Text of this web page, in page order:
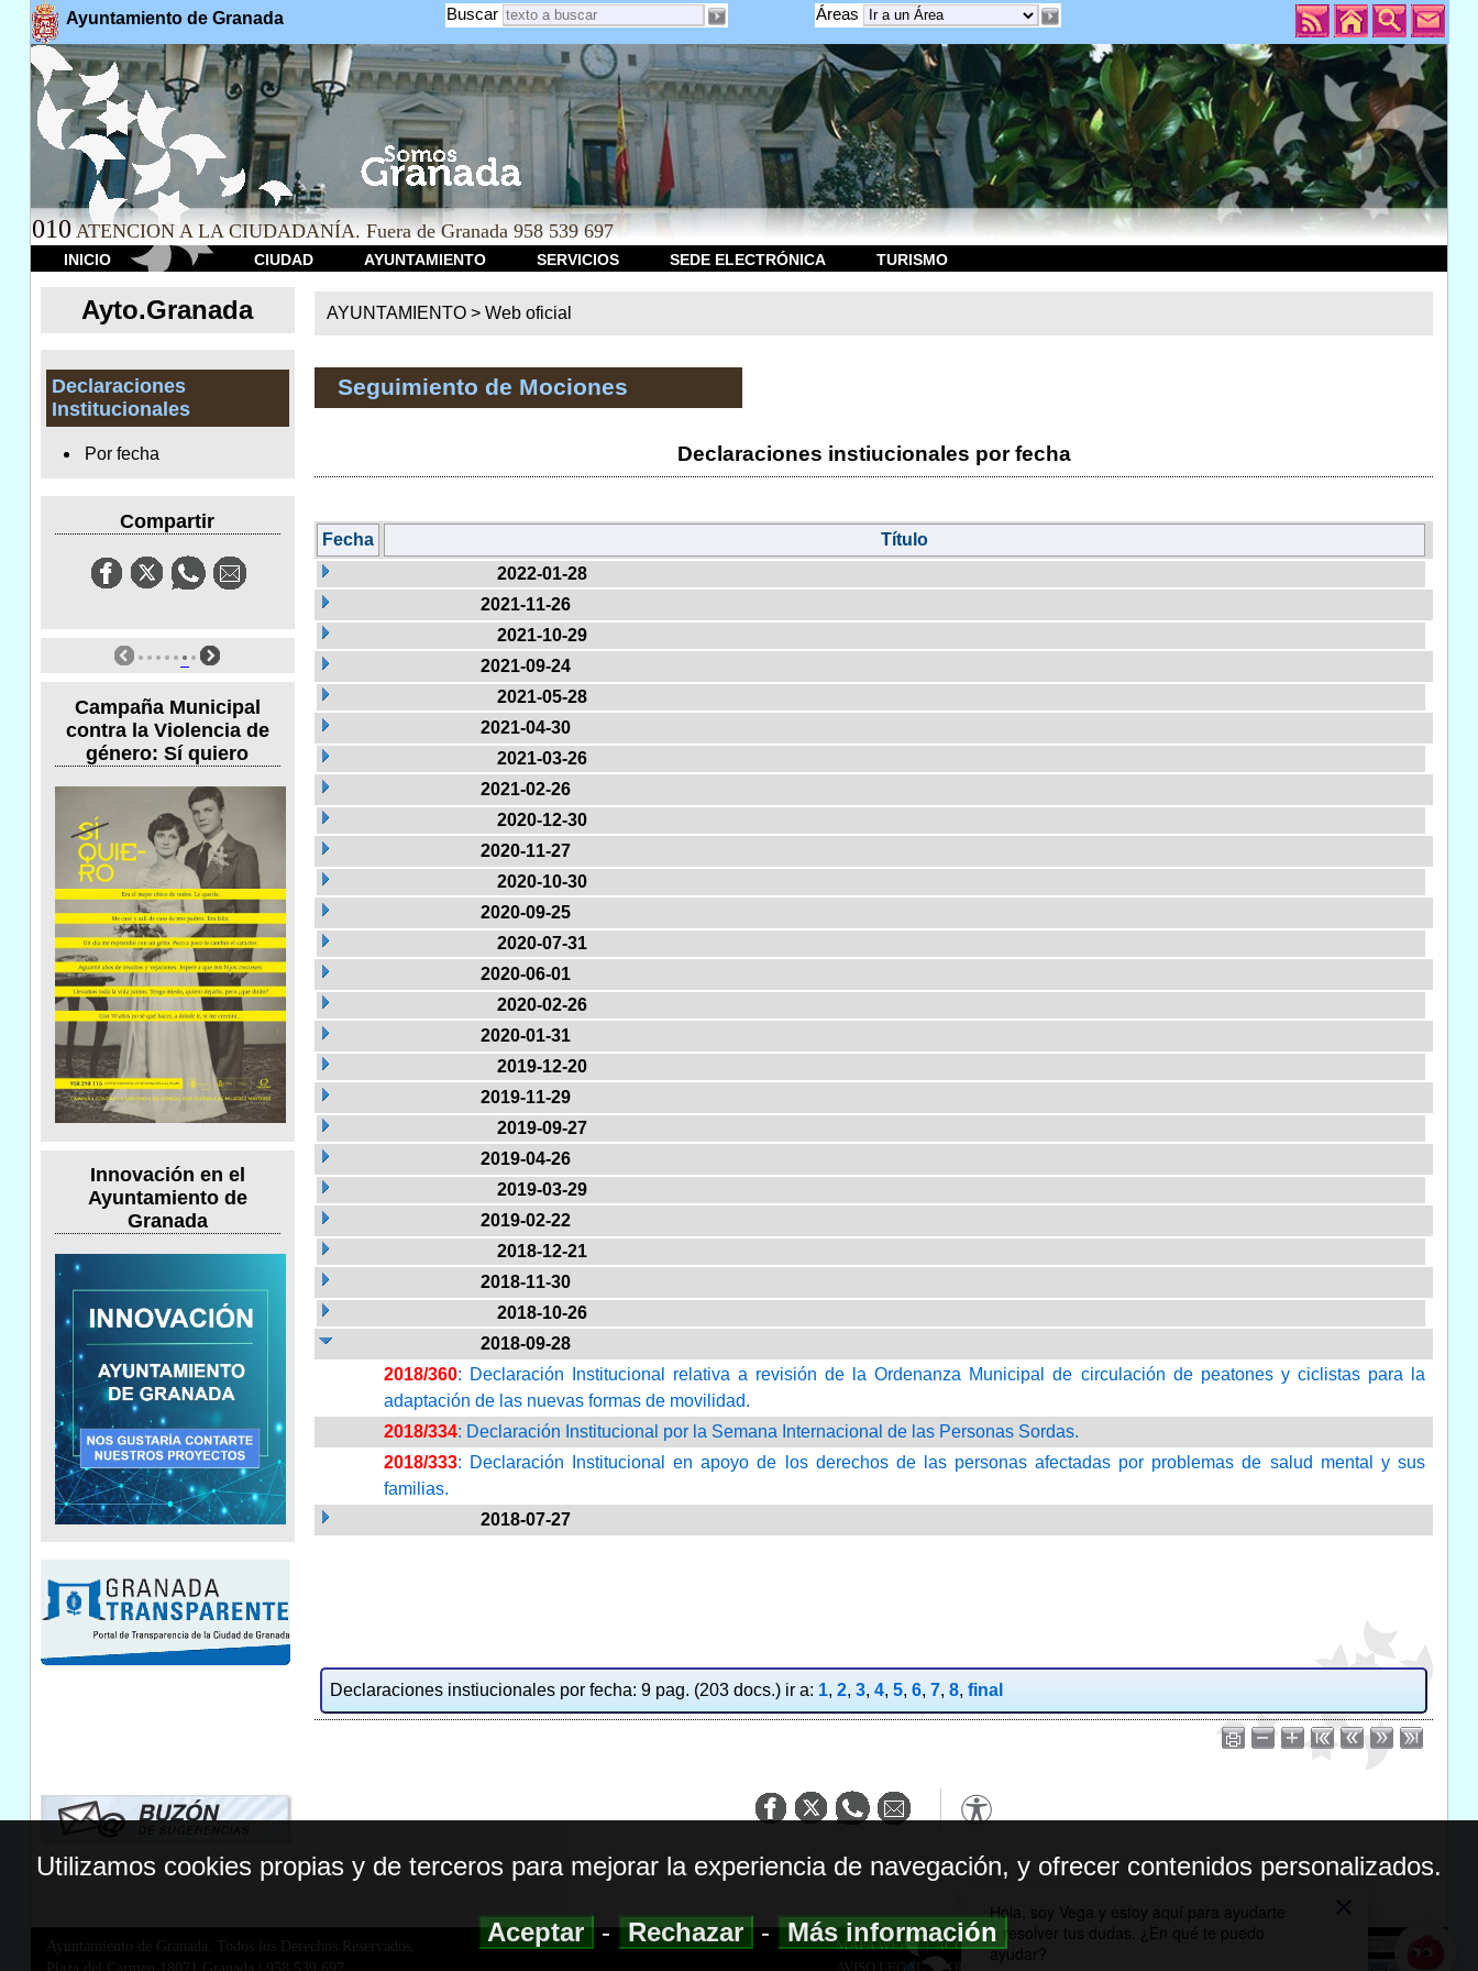
Ayuntamiento de Granada Áreas
Buscar
010 ATENCION A LA CIUDADANÍA. Fuera de Granada 958 539 697
INICIO CIUDAD AYUNTAMIENTO SERVICIOS SEDE ELECTRÓNICA TURISMO
Ayto.Granada
Declaraciones
Institucionales
Por fecha
Compartir
Campaña Municipal
contra la Violencia de
género: Sí quiero
Innovación en el
Ayuntamiento de
Granada
AYUNTAMIENTO > Web oficial
Seguimiento de Mociones
Declaraciones instiucionales por fecha
Fecha
Título
2022-01-28
2021-11-26
2021-10-29
2021-09-24
2021-05-28
2021-04-30
2021-03-26
2021-02-26
2020-12-30
2020-11-27
2020-10-30
2020-09-25
2020-07-31
2020-06-01
2020-02-26
2020-01-31
2019-12-20
2019-11-29
2019-09-27
2019-04-26
2019-03-29
2019-02-22
2018-12-21
2018-11-30
2018-10-26
2018-09-28
2018/360: Declaración Institucional relativa a revisión de la Ordenanza Municipal de circulación de peatones y ciclistas para la
adaptación de las nuevas formas de movilidad.
2018/334: Declaración Institucional por la Semana Internacional de las Personas Sordas.
2018/333: Declaración Institucional en apoyo de los derechos de las personas afectadas por problemas de salud mental y sus
familias.
2018-07-27
Declaraciones instiucionales por fecha: 9 pag. (203 docs.) ir a: 1, 2, 3, 4, 5, 6, 7, 8, final
Ayuntamiento de Granada. Todos los Derechos Reservados.
MAPA WEB|ACCESIBILIDAD
AVISO LEGAL| POLITICA DE PRIVACIDAD
Utilizamos cookies propias y de terceros para mejorar la experiencia de navegación, y ofrecer contenidos personalizados.
Aceptar-Rechazar-Más información